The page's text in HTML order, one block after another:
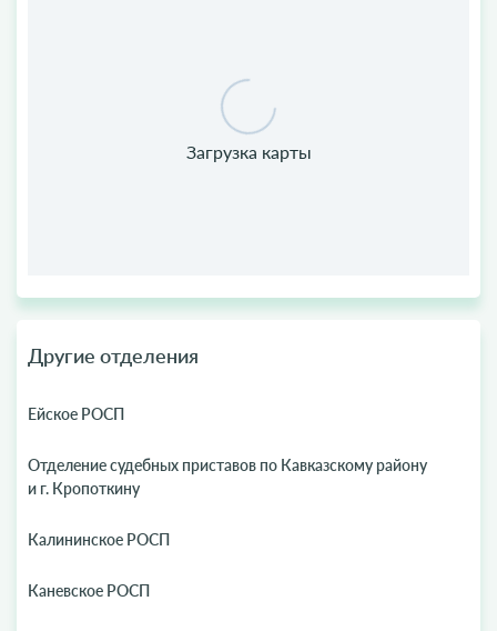
Другие отделения
Ейское РОСП
Отделение судебных приставов по Кавказскому району
и г. Кропоткину
Калининское РОСП
Каневское РОСП